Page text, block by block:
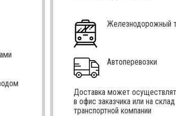
Железнодорожный
Автоперевозки
Доставка может
в офис заказчика или на склад
транспортной компании